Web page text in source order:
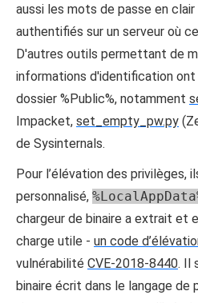
aussi les mots de passe en
authentifiés sur un serveur où
D'autres outils permettant de
informations d'identification
dossier %Public%, notamment
Impacket, set_empty_pw.py
de Sysinternals.
Pour l’élévation des privilèges,
personnalisé,
chargeur de binaire a extrait et
charge utile - un code
vulnérabilité CVE-2018-8440. Il
binaire écrit dans le langage de